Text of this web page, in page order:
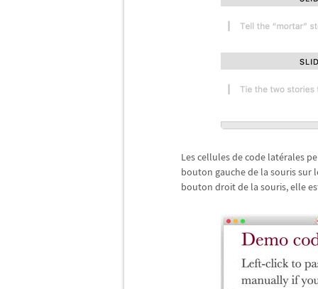
Les cellules de code latérales
bouton gauche de la souris sur
bouton droit de la souris, elle